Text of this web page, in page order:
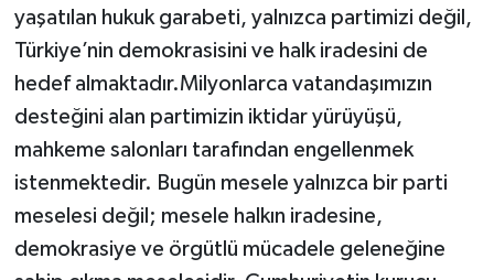
yaşatılan hukuk garabeti, yalnızca partimizi değil,
Türkiye’nin demokrasisini ve halk iradesini de
hedef almaktadır.Milyonlarca vatandaşımızın
desteğini alan partimizin iktidar yürüyüşü,
mahkeme salonları tarafından engellenmek
istenmektedir. Bugün mesele yalnızca bir parti
meselesi değil; mesele halkın iradesine,
demokrasiye ve örgütlü mücadele geleneğine